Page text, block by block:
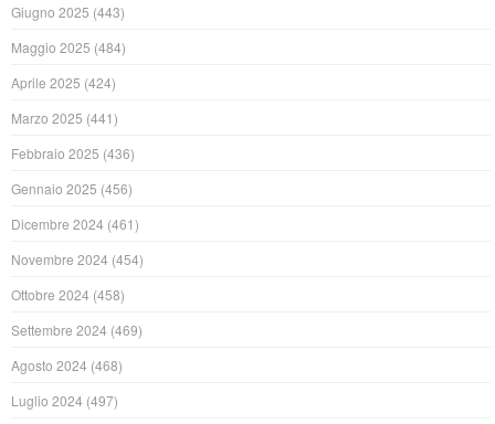
Giugno 2025 (443)
Maggio 2025 (484)
Aprile 2025 (424)
Marzo 2025 (441)
Febbraio 2025 (436)
Gennaio 2025 (456)
Dicembre 2024 (461)
Novembre 2024 (454)
Ottobre 2024 (458)
Settembre 2024 (469)
Agosto 2024 (468)
Luglio 2024 (497)